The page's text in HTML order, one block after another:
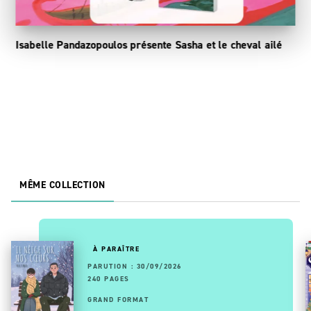
Isabelle Pandazopoulos présente Sasha et le cheval ailé
MÊME COLLECTION
À PARAÎTRE
PARUTION : 30/09/2026
240 PAGES
GRAND FORMAT